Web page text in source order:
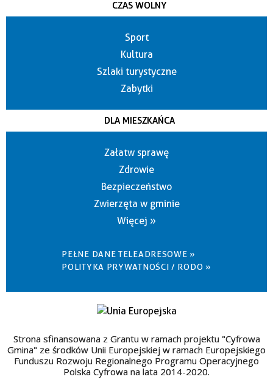
CZAS WOLNY
Sport
Kultura
Szlaki turystyczne
Zabytki
DLA MIESZKAŃCA
Załatw sprawę
Zdrowie
Bezpieczeństwo
Zwierzęta w gminie
Więcej »
PEŁNE DANE TELEADRESOWE »
POLITYKA PRYWATNOŚCI / RODO »
Strona sfinansowana z Grantu w ramach projektu "Cyfrowa
Gmina" ze środków Unii Europejskiej w ramach Europejskiego
Funduszu Rozwoju Regionalnego Programu Operacyjnego
Polska Cyfrowa na lata 2014-2020.